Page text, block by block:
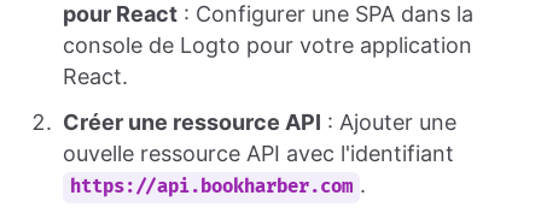
pour React : Configurer une SPA dans la
console de Logto pour votre application
React.
Créer une ressource API : Ajouter une
ouvelle ressource API avec l'identifiant
https://api.bookharber.com .